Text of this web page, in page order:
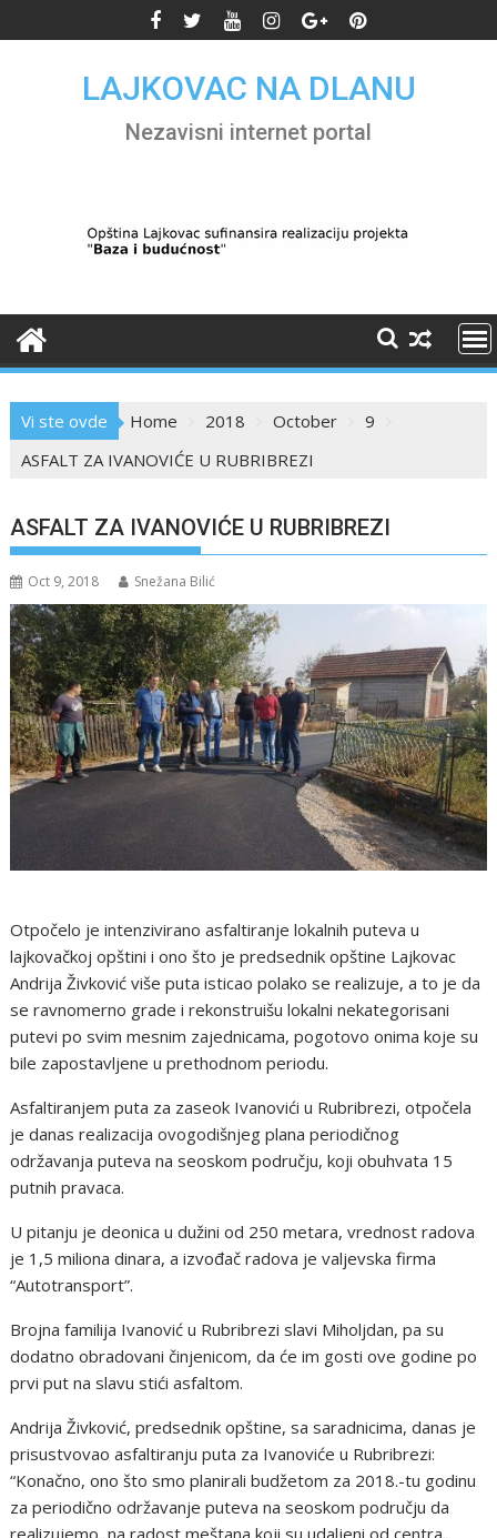
to
LAJKOVAC NA DLANU
Nezavisni internet portal
Vi ste ovde Home 2018 October
9
ASFALT ZA IVANOVIĆE U RUBRIBREZI
ASFALT ZA IVANOVIĆE U RUBRIBREZI
Oct 9, 2018 Snežana Bilić
Otpočelo je intenzivirano asfaltiranje lokalnih puteva u
lajkovačkoj opštini i ono što je predsednik opštine Lajkovac
Andrija Živković više puta isticao polako se realizuje, a to je da
se ravnomerno grade i rekonstruišu lokalni nekategorisani
putevi po svim mesnim zajednicama, pogotovo onima koje su
bile zapostavljene u prethodnom periodu.
Asfaltiranjem puta za zaseok Ivanovići u Rubribrezi, otpočela
je danas realizacija ovogodišnjeg plana periodičnog
održavanja puteva na seoskom području, koji obuhvata 15
putnih pravaca.
U pitanju je deonica u dužini od 250 metara, vrednost radova
je 1,5 miliona dinara, a izvođač radova je valjevska firma
“Autotransport”.
Brojna familija Ivanović u Rubribrezi slavi Miholjdan, pa su
dodatno obradovani činjenicom, da će im gosti ove godine po
prvi put na slavu stići asfaltom.
Andrija Živković, predsednik opštine, sa saradnicima, danas je
prisustvovao asfaltiranju puta za Ivanoviće u Rubribrezi:
“Konačno, ono što smo planirali budžetom za 2018.-tu godinu
za periodično održavanje puteva na seoskom području da